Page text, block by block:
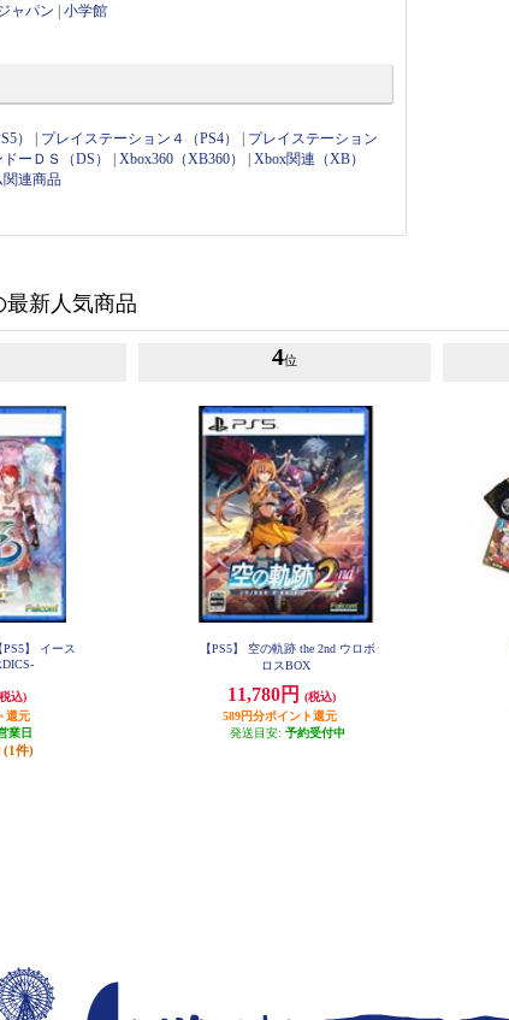
ャパン |小学館
） プレイステーション４（PS4）
プレイステーション
ーＤＳ（DS） |Xbox360（XB360） |Xbox関連（XB）
関連商品
最新人気商品
PS5】 イース
込)
還元
業日
(1件)
4位
【PS5】 空の軌跡 the 2nd ウロボ
ロスBOX
11,780円
(税込)
589円分ポイント還元
発送目安: 予約受付中